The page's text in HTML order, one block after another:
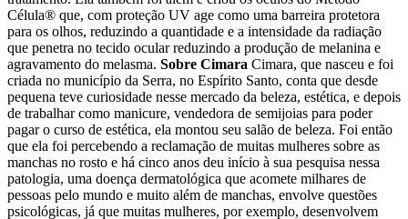
Célula® que, com proteção UV age como uma barreira protetora
para os olhos, reduzindo a quantidade e a intensidade da radiação
que penetra no tecido ocular reduzindo a produção de melanina e
agravamento do melasma. Sobre Cimara Cimara, que nasceu e foi
criada no município da Serra, no Espírito Santo, conta que desde
pequena teve curiosidade nesse mercado da beleza, estética, e depois
de trabalhar como manicure, vendedora de semijoias para poder
pagar o curso de estética, ela montou seu salão de beleza. Foi então
que ela foi percebendo a reclamação de muitas mulheres sobre as
manchas no rosto e há cinco anos deu início à sua pesquisa nessa
patologia, uma doença dermatológica que acomete milhares de
pessoas pelo mundo e muito além de manchas, envolve questões
psicológicas, já que muitas mulheres, por exemplo, desenvolvem